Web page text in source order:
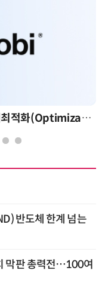
AI 시대의 의사결정을 바꾸는 수리최적화(Optimization): 실제 산업 적용 사례와 활용 전략
반도체 한계 넘는
막판 총력전…100여